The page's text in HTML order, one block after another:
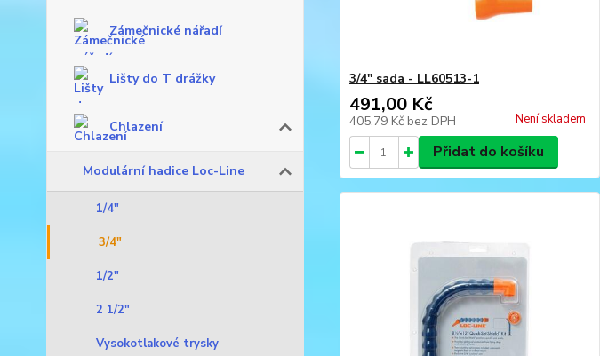
Zámečnické nářadí
Lišty do T drážky
Chlazení
Modulární hadice Loc-Line
1/4"
3/4"
1/2"
2 1/2"
Vysokotlakové trysky
3/4" sada - LL60513-1
491,00 Kč
405,79 Kč bez DPH Není skladem
Přidat do košíku